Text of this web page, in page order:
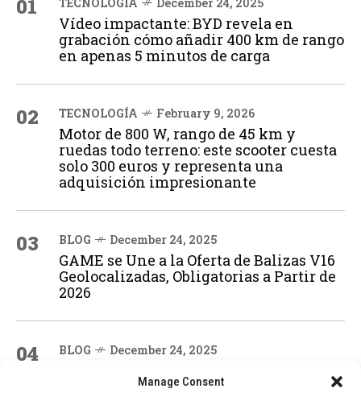
Manage Consent
01
Vídeo impactante: BYD revela en
grabación cómo añadir 400 km de rango
en apenas 5 minutos de carga
02 TECNOLOGÍA February 9, 2026
Motor de 800 W, rango de 45 km y
ruedas todo terreno: este scooter cuesta
solo 300 euros y representa una
adquisición impresionante
03 BLOG December 24, 2025
GAME se Une a la Oferta de Balizas V16
Geolocalizadas, Obligatorias a Partir de
2026
04 BLOG December 24, 2025
de Ancianos de Pensilvania Deja al